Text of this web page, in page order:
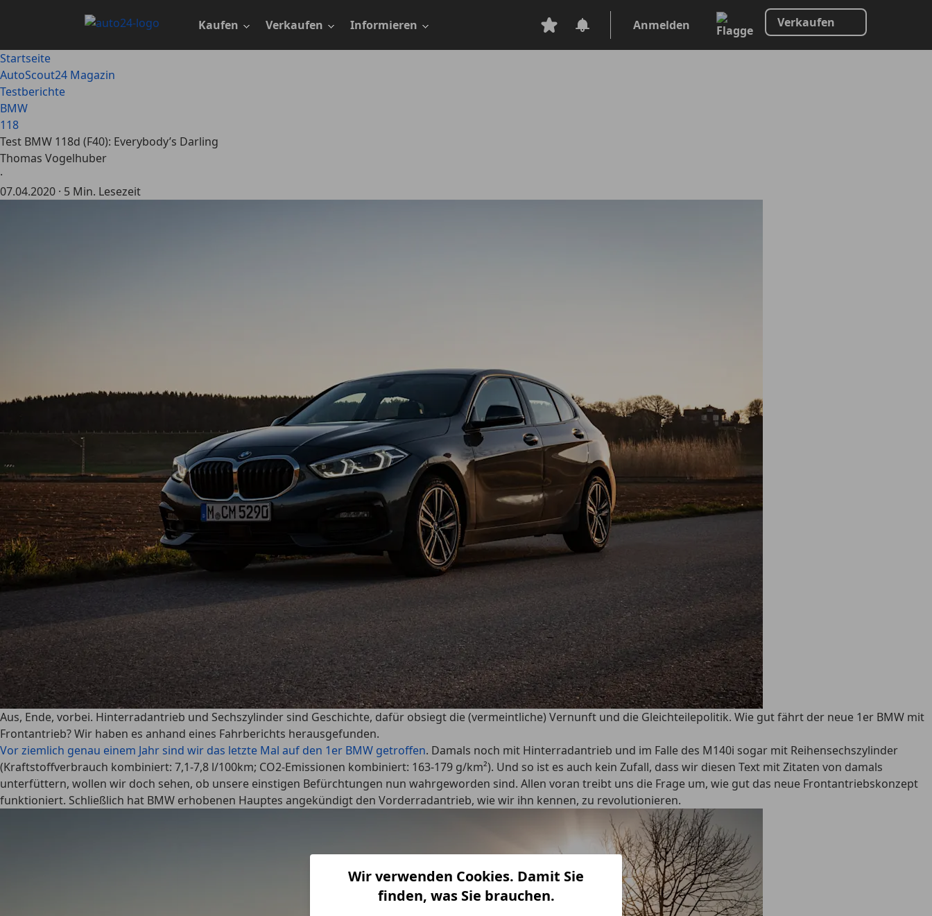
Kaufen Verkaufen Informieren Anmelden Verkaufen
Wir verwenden Cookies. Damit Sie
finden, was Sie brauchen.
Startseite
AutoScout24 Magazin
Testberichte
BMW
118
Test BMW 118d (F40): Everybody’s Darling
Thomas Vogelhuber
·
07.04.2020 · 5 Min. Lesezeit
Aus, Ende, vorbei. Hinterradantrieb und Sechszylinder sind Geschichte, dafür obsiegt die (vermeintliche) Vernunft und die Gleichteilepolitik. Wie gut fährt der neue 1er BMW mit
Frontantrieb? Wir haben es anhand eines Fahrberichts herausgefunden.
Vor ziemlich genau einem Jahr sind wir das letzte Mal auf den 1er BMW getroffen. Damals noch mit Hinterradantrieb und im Falle des M140i sogar mit Reihensechszylinder
(Kraftstoffverbrauch kombiniert: 7,1-7,8 l/100km; CO2-Emissionen kombiniert: 163-179 g/km²). Und so ist es auch kein Zufall, dass wir diesen Text mit Zitaten von damals
unterfüttern, wollen wir doch sehen, ob unsere einstigen Befürchtungen nun wahrgeworden sind. Allen voran treibt uns die Frage um, wie gut das neue Frontantriebskonzept
funktioniert. Schließlich hat BMW erhobenen Hauptes angekündigt den Vorderradantrieb, wie wir ihn kennen, zu revolutionieren.